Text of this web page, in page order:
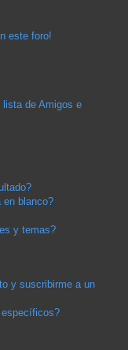
este foro!
lista de Amigos e
en blanco?
y temas?
y suscribirme a un